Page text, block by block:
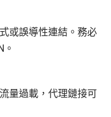
或誤導性連結。務必
量過載，代理鏈接可